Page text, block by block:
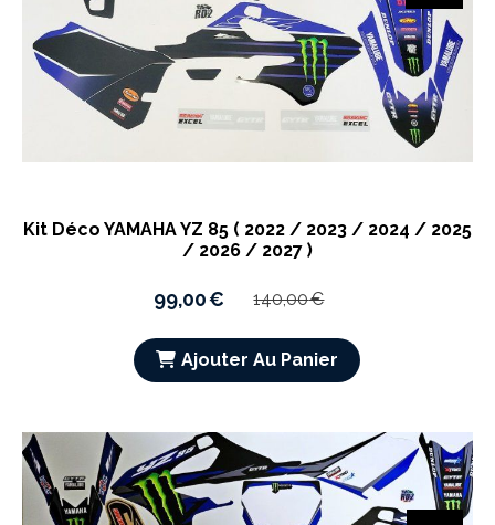
Kit Déco YAMAHA YZ 85 ( 2022 / 2023 / 2024 / 2025
/ 2026 / 2027 )
99,00€ 140,00€
Ajouter Au Panier